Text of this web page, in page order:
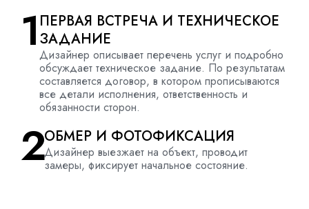
1ПЕРВАЯ ВСТРЕЧА И ТЕХНИЧЕСКОЕ
ЗАДАНИЕ
Дизайнер описывает перечень услуг и подробно
обсуждает техническое задание. По результатам
составляется договор, в котором прописываются
все детали исполнения, ответственность и
обязанности сторон.
2ОБМЕР И ФОТОФИКСАЦИЯ
Дизайнер выезжает на объект, проводит
замеры, фиксирует начальное состояние.